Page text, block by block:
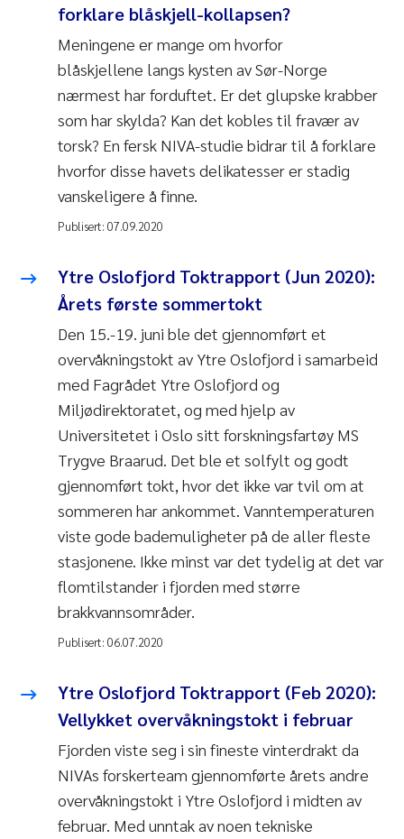
forklare blåskjell-kollapsen?
Meningene er mange om hvorfor
blåskjellene langs kysten av Sør-Norge
nærmest har forduftet. Er det glupske krabber
som har skylda? Kan det kobles til fravær av
torsk? En fersk NIVA-studie bidrar til å forklare
hvorfor disse havets delikatesser er stadig
vanskeligere å finne.
Publisert: 07.09.2020
Ytre Oslofjord Toktrapport (Jun 2020):
Årets første sommertokt
Den 15.-19. juni ble det gjennomført et
overvåkningstokt av Ytre Oslofjord i samarbeid
med Fagrådet Ytre Oslofjord og
Miljødirektoratet, og med hjelp av
Universitetet i Oslo sitt forskningsfartøy MS
Trygve Braarud. Det ble et solfylt og godt
gjennomført tokt, hvor det ikke var tvil om at
sommeren har ankommet. Vanntemperaturen
viste gode bademuligheter på de aller fleste
stasjonene. Ikke minst var det tydelig at det var
flomtilstander i fjorden med større
brakkvannsområder.
Publisert: 06.07.2020
Ytre Oslofjord Toktrapport (Feb 2020):
Vellykket overvåkningstokt i februar
Fjorden viste seg i sin fineste vinterdrakt da
NIVAs forskerteam gjennomførte årets andre
overvåkningstokt i Ytre Oslofjord i midten av
februar. Med unntak av noen tekniske